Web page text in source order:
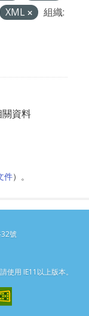
XML
組織:
資料
件）。
32號
用 IE11以上版本。